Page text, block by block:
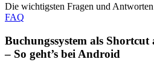
Die wichtigsten Fragen und
FAQ
Buchungssystem als Shortcut
– So geht’s bei Android